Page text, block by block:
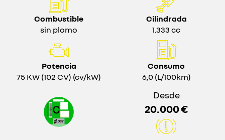
Combustible
sin plomo
Cilindrada
1.333 cc
Potencia
75 KW (102 CV) (cv/kW)
Consumo
6,0 (L/100km)
Desde
20.000 €